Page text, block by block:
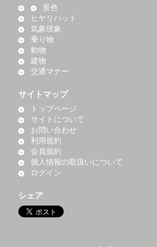
景色
ヒヤリハット
気象現象
乗り物
動物
建物
交通マナー
サイトマップ
トップページ
サイトについて
お問い合わせ
利用規約
会員規約
個人情報の取扱いについて
ログイン
シェア